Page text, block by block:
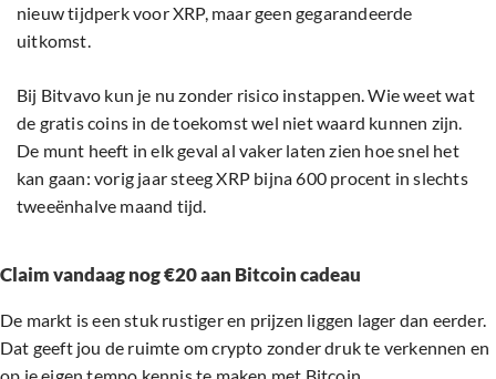
nieuw tijdperk voor XRP, maar geen gegarandeerde
uitkomst.
Bij Bitvavo kun je nu zonder risico instappen. Wie weet wat
de gratis coins in de toekomst wel niet waard kunnen zijn.
De munt heeft in elk geval al vaker laten zien hoe snel het
kan gaan: vorig jaar steeg XRP bijna 600 procent in slechts
tweeënhalve maand tijd.
Claim vandaag nog €20 aan Bitcoin cadeau
De markt is een stuk rustiger en prijzen liggen lager dan eerder.
Dat geeft jou de ruimte om crypto zonder druk te verkennen en